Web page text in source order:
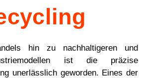
hin zu nachhaltigeren und
ist die präzise
unerlässlich geworden. Eines der